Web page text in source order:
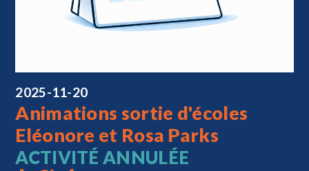
2025-11-20
Animations sortie d'écoles
Eléonore et Rosa Parks
ACTIVITÉ ANNULÉE